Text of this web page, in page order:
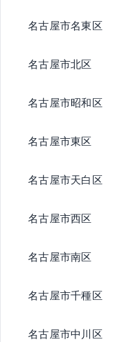
名古屋市名東区
名古屋市北区
名古屋市昭和区
名古屋市東区
名古屋市天白区
名古屋市西区
名古屋市南区
名古屋市千種区
名古屋市中川区